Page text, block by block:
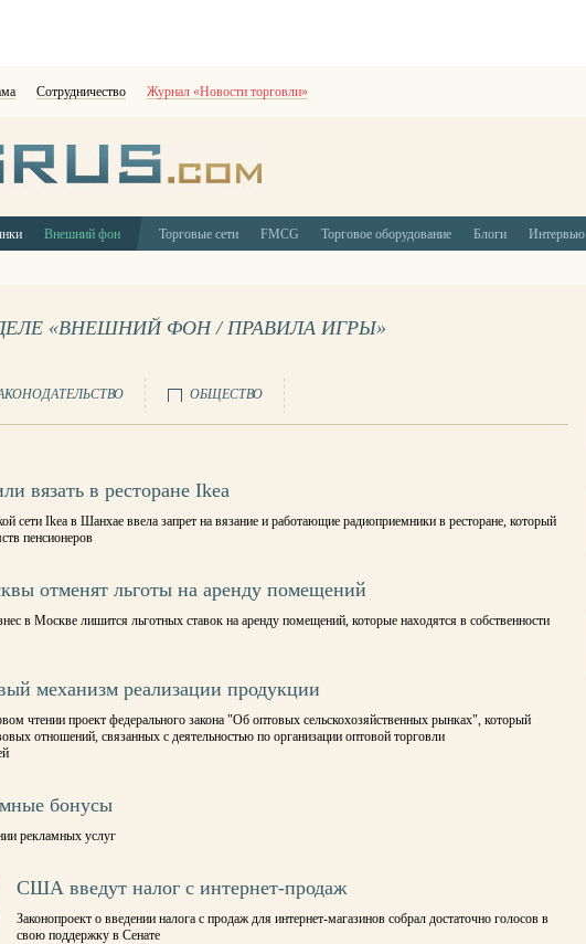
Сотрудничество Журнал «Новости торговли»
Внешний фон Торговые сети FMCG Торговое оборудование Блоги Интервью
«ВНЕШНИЙ ФОН / ПРАВИЛА ИГРЫ»
ОБЩЕСТВО
вязать в ресторане Ikea
сети Ikea в Шанхае ввела запрет на вязание и работающие радиоприемники в ресторане, который
пенсионеров
отменят льготы на аренду помещений
в Москве лишится льготных ставок на аренду помещений, которые находятся в собственности
механизм реализации продукции
чтении проект федерального закона "Об оптовых сельскохозяйственных рынках", который
отношений, связанных с деятельностью по организации оптовой торговли
бонусы
рекламных услуг
США введут налог с интернет-продаж
Законопроект о введении налога с продаж для интернет-магазинов собрал достаточно голосов в
свою поддержку в Сенате